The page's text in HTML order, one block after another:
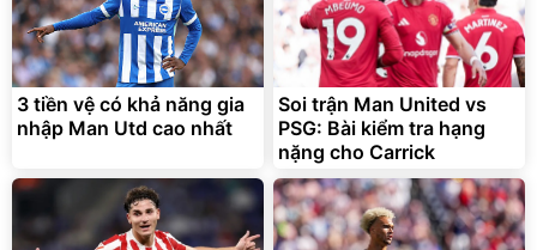
3 tiền vệ có khả năng gia
nhập Man Utd cao nhất
Soi trận Man United vs
PSG: Bài kiểm tra hạng
nặng cho Carrick